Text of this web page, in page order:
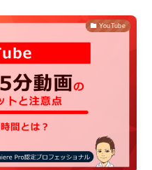
YouTube